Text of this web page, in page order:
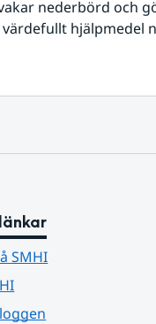
nederbörd och
hjälpmedel
SMHI